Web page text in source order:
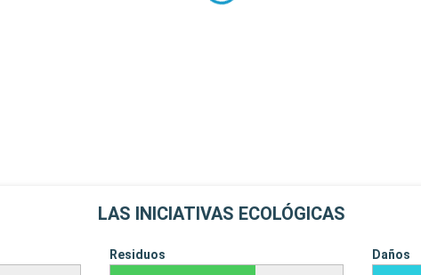
LAS INICIATIVAS ECOLÓGICAS
Residuos Daños